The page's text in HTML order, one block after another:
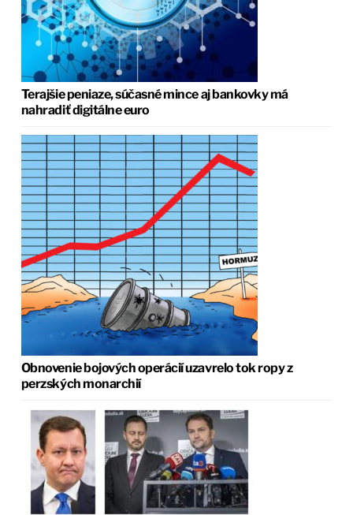
Terajšie peniaze, súčasné mince aj bankovky má
nahradiť digitálne euro
Obnovenie bojových operácií uzavrelo tok ropy z
perzských monarchií